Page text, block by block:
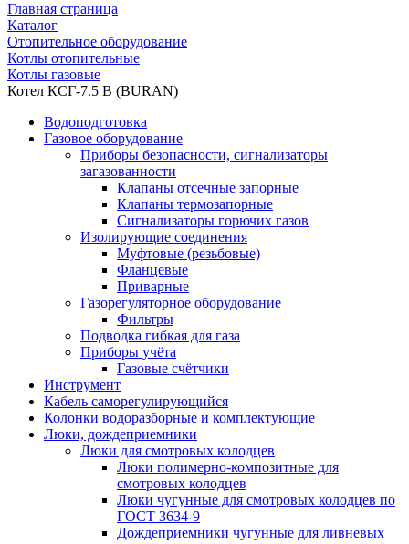
Главная страница
Каталог
Отопительное оборудование
Котлы отопительные
Котлы газовые
Котел КСГ-7.5 В (BURAN)
Водоподготовка
Газовое оборудование
Приборы безопасности, сигнализаторы
загазованности
Клапаны отсечные запорные
Клапаны термозапорные
Сигнализаторы горючих газов
Изолирующие соединения
Муфтовые (резьбовые)
Фланцевые
Приварные
Газорегуляторное оборудование
Фильтры
Подводка гибкая для газа
Приборы учёта
Газовые счётчики
Инструмент
Кабель саморегулирующийся
Колонки водоразборные и комплектующие
Люки, дождеприемники
Люки для смотровых колодцев
Люки полимерно-композитные для
смотровых колодцев
Люки чугунные для смотровых колодцев по
ГОСТ 3634-9
Дождеприемники чугунные для ливневых